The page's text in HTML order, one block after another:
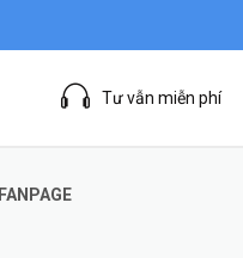
Tư vẫn miễn phí
FANPAGE